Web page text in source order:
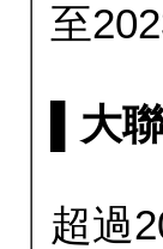
至
▌大
超過